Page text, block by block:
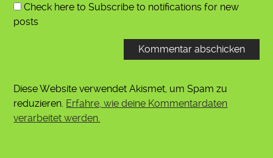
Check here to Subscribe to notifications for new
posts
Diese Website verwendet Akismet, um Spam zu
reduzieren. Erfahre, wie deine Kommentardaten
verarbeitet werden.